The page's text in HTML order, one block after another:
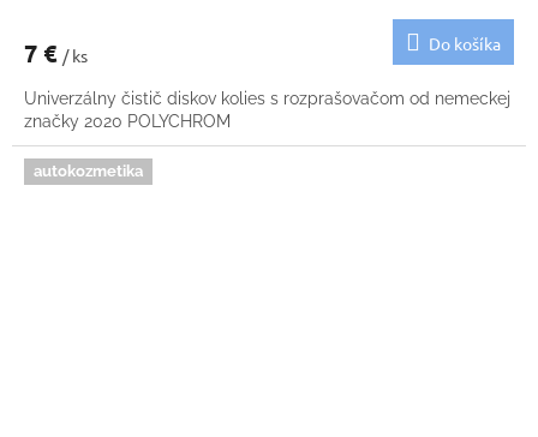
7 € / ks
Do košíka
Univerzálny čistič diskov kolies s rozprašovačom od nemeckej
značky 2020 POLYCHROM
autokozmetika